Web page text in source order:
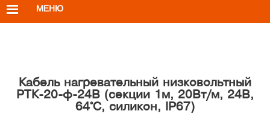
МЕНЮ
Кабель нагревательный низковольтный
РТК-20-ф-24В (секции 1м, 20Вт/м, 24В,
64°С, силикон, IP67)